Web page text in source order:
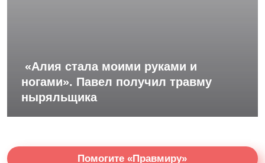
«Алия стала моими руками и
ногами». Павел получил травму
ныряльщика
Помогите «Правмиру»